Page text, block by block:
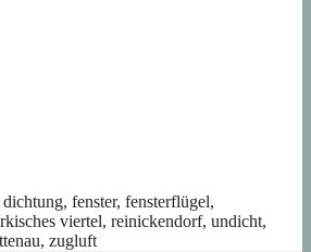
dichtung, fenster, fensterflügel,
viertel, reinickendorf, undicht,
, zugluft